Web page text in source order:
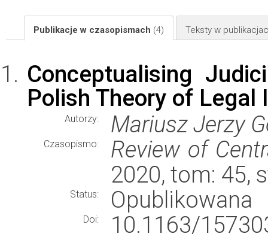
Publikacje w czasopismach (4) Teksty w
Conceptualising
Polish Theory of Legal
Autorzy: Mariusz Jerzy
Czasopismo:
Review of
2020, tom: 45,
Status: Opublikowana
Doi:
10.1163/